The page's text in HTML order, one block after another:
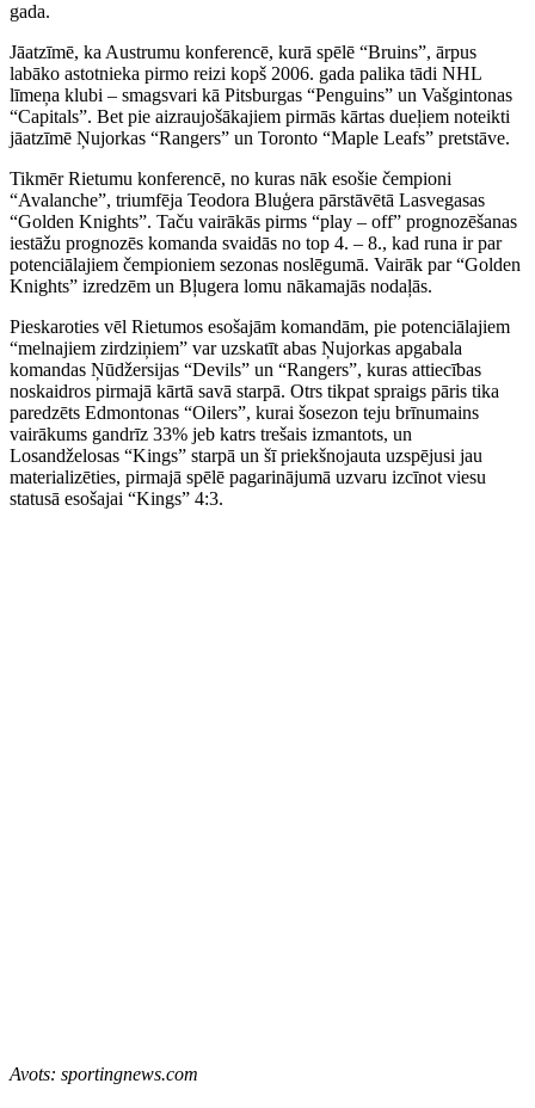
gada.
Jāatzīmē, ka Austrumu konferencē, kurā spēlē “Bruins”, ārpus
labāko astotnieka pirmo reizi kopš 2006. gada palika tādi NHL
līmeņa klubi – smagsvari kā Pitsburgas “Penguins” un Vašgintonas
“Capitals”. Bet pie aizraujošākajiem pirmās kārtas dueļiem noteikti
jāatzīmē Ņujorkas “Rangers” un Toronto “Maple Leafs” pretstāve.
Tikmēr Rietumu konferencē, no kuras nāk esošie čempioni
“Avalanche”, triumfēja Teodora Bluģera pārstāvētā Lasvegasas
“Golden Knights”. Taču vairākās pirms “play – off” prognozēšanas
iestāžu prognozēs komanda svaidās no top 4. – 8., kad runa ir par
potenciālajiem čempioniem sezonas noslēgumā. Vairāk par “Golden
Knights” izredzēm un Bļugera lomu nākamajās nodaļās.
Pieskaroties vēl Rietumos esošajām komandām, pie potenciālajiem
“melnajiem zirdziņiem” var uzskatīt abas Ņujorkas apgabala
komandas Ņūdžersijas “Devils” un “Rangers”, kuras attiecības
noskaidros pirmajā kārtā savā starpā. Otrs tikpat spraigs pāris tika
paredzēts Edmontonas “Oilers”, kurai šosezon teju brīnumains
vairākums gandrīz 33% jeb katrs trešais izmantots, un
Losandželosas “Kings” starpā un šī priekšnojauta uzspējusi jau
materializēties, pirmajā spēlē pagarinājumā uzvaru izcīnot viesu
statusā esošajai “Kings” 4:3.
Avots: sportingnews.com